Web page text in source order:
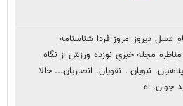
ديروز امروز فردا شناسنامه
مجله خبري نوزده ورزش از نگاه
نبويان . نقويان. انصاريان... حالا
جوان. اه